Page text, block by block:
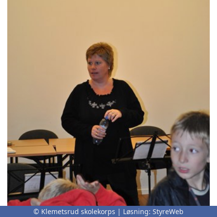
© Klemetsrud skolekorps | Løsning: StyreWeb